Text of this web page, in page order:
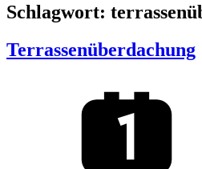
Schlagwort:
Terrassenüberdachung